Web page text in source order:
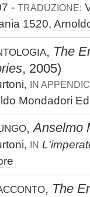
- TRADUZIONE:
1520,
, The
, 2005)
IN
Mondadori
,Anselmo
IN
, The